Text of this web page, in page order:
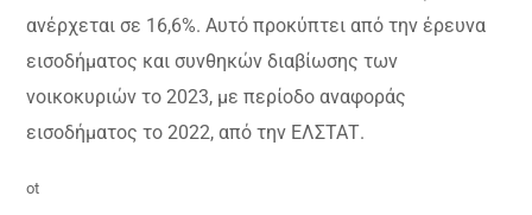
ανέρχεται σε 16,6%. Αυτό προκύπτει από την έρευνα
εισοδήματος και συνθηκών διαβίωσης των
νοικοκυριών το 2023, με περίοδο αναφοράς
εισοδήματος το 2022, από την ΕΛΣΤΑΤ.
ot